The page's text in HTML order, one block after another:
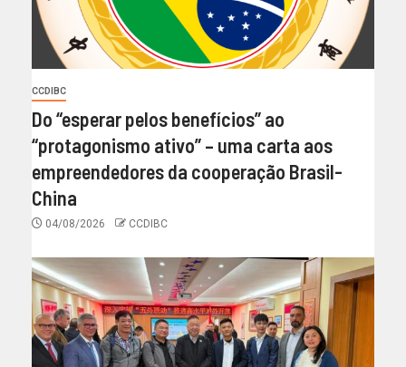
CCDIBC
Do “esperar pelos benefícios” ao
“protagonismo ativo” – uma carta aos
empreendedores da cooperação Brasil-
China
04/08/2026 CCDIBC